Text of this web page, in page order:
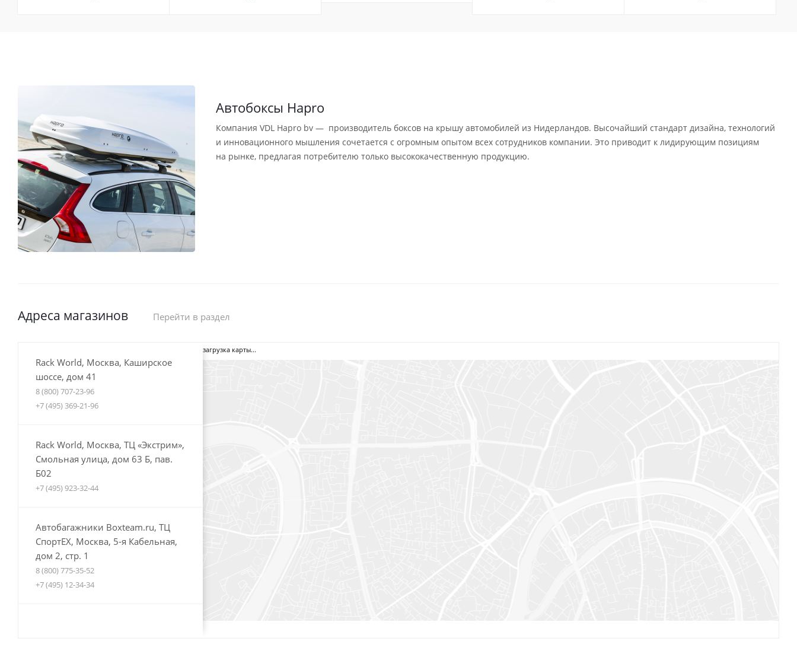
Автобоксы Hapro
Компания VDL Hapro bv — производитель боксов на крышу автомобилей из Нидерландов. Высочайший стандарт дизайна, технологий
и инновационного мышления сочетается с огромным опытом всех сотрудников компании. Это приводит к лидирующим позициям
на рынке, предлагая потребителю только высококачественную продукцию.
Адреса магазинов Перейти в раздел
Rack World, Москва, Каширское
шоссе, дом 41
8 (800) 707-23-96
+7 (495) 369-21-96
Rack World, Москва, ТЦ «Экстрим»,
Смольная улица, дом 63 Б, пав.
Б02
+7 (495) 923-32-44
Автобагажники Boxteam.ru, ТЦ
СпортЕХ, Москва, 5-я Кабельная,
дом 2, стр. 1
8 (800) 775-35-52
+7 (495) 12-34-34
загрузка карты...